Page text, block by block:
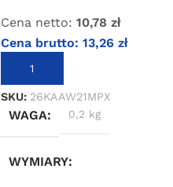
Cena netto: 10,78 zł
Cena brutto: 13,26 zł
DODAJ DO KOSZYKA
SKU: 26KAAW21MPX
WAGA 0,2 kg
WYMIARY